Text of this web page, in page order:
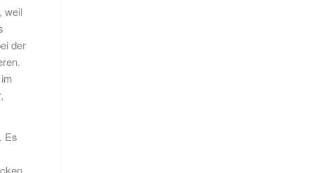
weil
der
Es